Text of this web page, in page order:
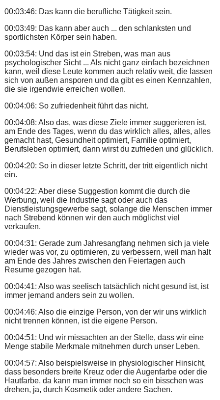
00:03:46: Das kann die berufliche Tätigkeit sein.
00:03:49: Das kann aber auch ... den schlanksten und
sportlichsten Körper sein haben.
00:03:54: Und das ist ein Streben, was man aus
psychologischer Sicht ... Als nicht ganz einfach bezeichnen
kann, weil diese Leute kommen auch relativ weit, die lassen
sich von außen ansporen und da gibt es einen Kennzahlen,
die sie irgendwie erreichen wollen.
00:04:06: So zufriedenheit führt das nicht.
00:04:08: Also das, was diese Ziele immer suggerieren ist,
am Ende des Tages, wenn du das wirklich alles, alles, alles
gemacht hast, Gesundheit optimiert, Familie optimiert,
Berufsleben optimiert, dann wirst du zufrieden und glücklich.
00:04:20: So in dieser letzte Schritt, der tritt eigentlich nicht
ein.
00:04:22: Aber diese Suggestion kommt die durch die
Werbung, weil die Industrie sagt oder auch das
Dienstleistungsgewerbe sagt, solange die Menschen immer
nach Strebend können wir den auch möglichst viel
verkaufen.
00:04:31: Gerade zum Jahresangfang nehmen sich ja viele
wieder was vor, zu optimieren, zu verbessern, weil man halt
am Ende des Jahres zwischen den Feiertagen auch
Resume gezogen hat.
00:04:41: Also was seelisch tatsächlich nicht gesund ist, ist
immer jemand anders sein zu wollen.
00:04:46: Also die einzige Person, von der wir uns wirklich
nicht trennen können, ist die eigene Person.
00:04:51: Und wir missachten an der Stelle, dass wir eine
Menge stabile Merkmale mitnehmen durch unser Leben.
00:04:57: Also beispielsweise in physiologischer Hinsicht,
dass besonders breite Kreuz oder die Augenfarbe oder die
Hautfarbe, da kann man immer noch so ein bisschen was
drehen, ja, durch Kosmetik oder andere Sachen.